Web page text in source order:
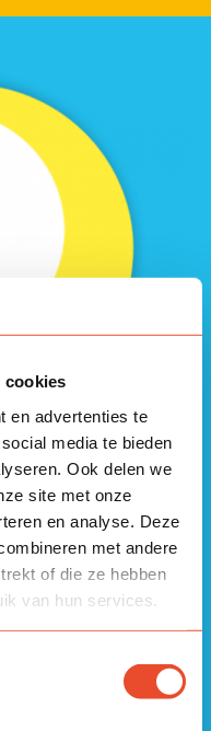
cookies
en advertenties te
media te bieden
Ook delen we
site met onze
en analyse. Deze
met andere
of die ze hebben
van hun services.
maar gaan
in projecten. Ze
leren. Bekijk hieronder
projecten van